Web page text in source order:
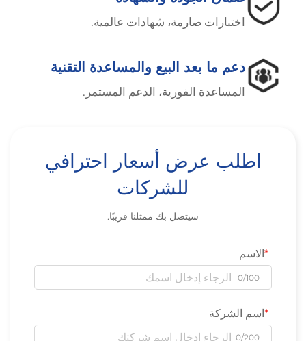
اختبارات صارمة، شهادات عالمية.
دعم ما بعد البيع والمساعدة التقنية
المساعدة الفورية، الدعم المستمر.
اطلب عرض أسعار احترافي
للشركات
سيتصل بك ممثلنا قريبًا.
الاسم
0/100
اسم الشركة
0/200